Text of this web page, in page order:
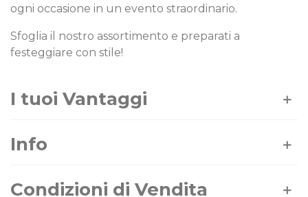
ogni occasione in un evento straordinario.
Sfoglia il nostro assortimento e preparati a
festeggiare con stile!
I tuoi Vantaggi
Info
Condizioni di Vendita